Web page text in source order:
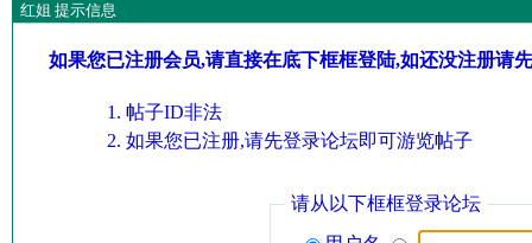
红姐 提示信息
如果您已注册会员,请直接在底下框框登陆,如还没注册请
帖子ID非法
如果您已注册,请先登录论坛即可游览帖子
请从以下框框登录论坛